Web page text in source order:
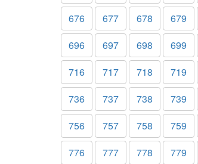
676
677 678 679
696
697 698 699
716
717 718 719
736
737 738 739
756
757 758 759
776
777 778 779